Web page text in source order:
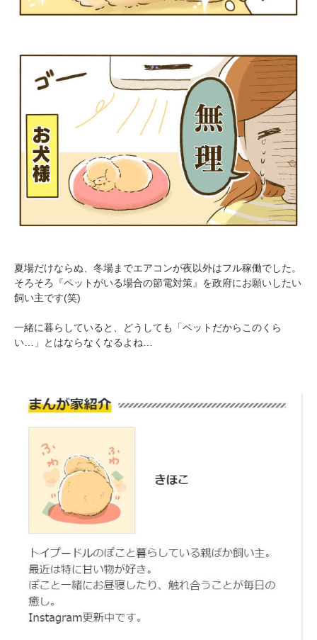
夏場だけならぬ、冬場までエアコンが夜以外はフル稼働でした。
そろそろ『ペットがいる場合の節電対策』を政府にお願いしたい
飼い主です(笑)
一緒に暮らしていると、どうしても「ペットだからこのくら
い…」とはならなくなるよね…
pecodogs
PECOアプリをダウンロード済みの方
アプリで開く
アプリをダウンロードする